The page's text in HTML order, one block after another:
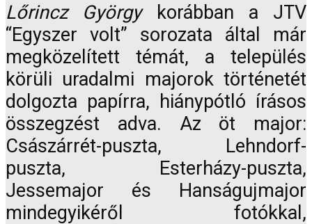
Lőrincz Györgykorábban a JTV
“Egyszer volt” sorozata által már
megközelített témát, a település
körüli uradalmi majorok történetét
dolgozta papírra, hiánypótló írásos
összegzést adva. Az öt major:
Császárrét-puszta, Lehndorf-
puszta, Esterházy-puszta,
Jessemajor és Hanságujmajor
mindegyikéről fotókkal,